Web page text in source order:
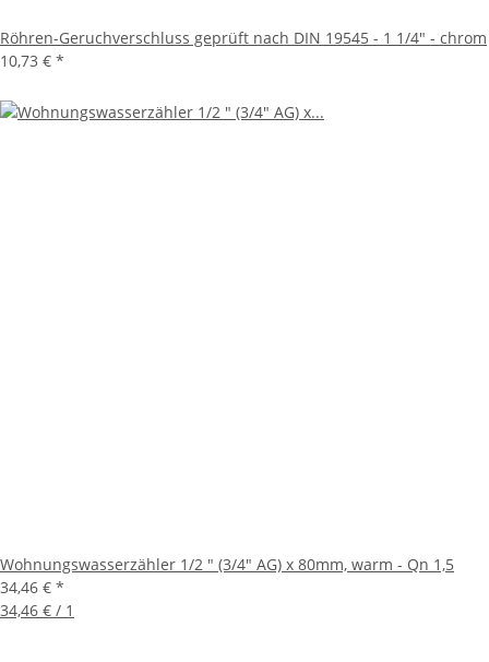
Röhren-Geruchverschluss geprüft nach DIN 19545 - 1 1/4" - chrom
10,73 € *
Wohnungswasserzähler 1/2 " (3/4" AG) x 80mm, warm - Qn 1,5
34,46 € *
34,46 € / 1